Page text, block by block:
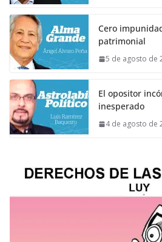
Cero
patrimonial
5 de agosto de
El opositor
inesperado
4 de agosto de